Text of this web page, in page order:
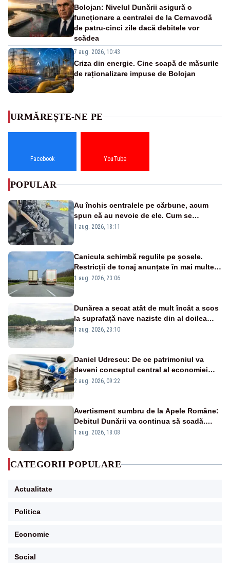
Bolojan: Nivelul Dunării asigură o
funcționare a centralei de la Cernavodă
de patru-cinci zile dacă debitele vor
scădea
7 aug. 2026, 10:43
Criza din energie. Cine scapă de măsurile
de raționalizare impuse de Bolojan
URMĂREȘTE-NE PE
Facebook YouTube
POPULAR
Au închis centralele pe cărbune, acum
spun că au nevoie de ele. Cum se
pasează vina în plină criză energetică
1 aug. 2026, 18:11
Canicula schimbă regulile pe șosele.
Restricții de tonaj anunțate în mai multe
județe
1 aug. 2026, 23:06
Dunărea a secat atât de mult încât a scos
la suprafață nave naziste din al doilea
război mondial
1 aug. 2026, 23:10
Daniel Udrescu: De ce patrimoniul va
deveni conceptul central al economiei
viitoare?
2 aug. 2026, 09:22
Avertisment sumbru de la Apele Române:
Debitul Dunării va continua să scadă.
Cernavodă s-ar putea închide în 4 zile
1 aug. 2026, 18:08
CATEGORII POPULARE
Actualitate
Politica
Economie
Social